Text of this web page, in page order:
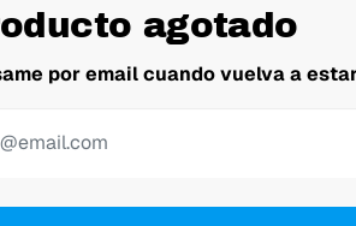
agotado
por email cuando vuelva a